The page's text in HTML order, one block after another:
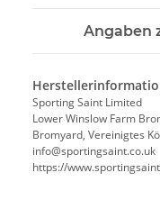
Angaben
Sporting Saint Limited
Lower Winslow Farm
Bromyard, Vereinigtes
info@sportingsaint.co.uk
https://